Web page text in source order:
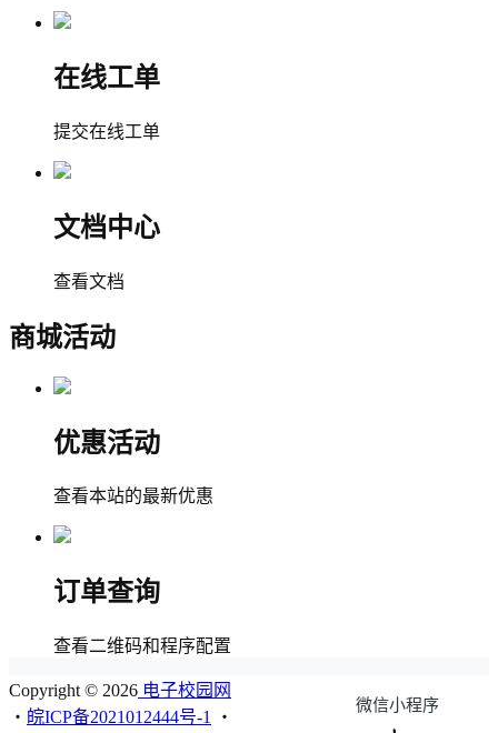
在线工单
提交在线工单
文档中心
查看文档
商城活动
优惠活动
查看本站的最新优惠
订单查询
查看二维码和程序配置
微信小程序
Copyright © 2026 电子校园网
・ 皖ICP备2021012444号-1 ・